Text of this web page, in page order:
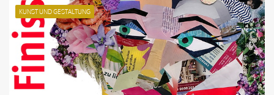
KUNST UND GESTALTUNG